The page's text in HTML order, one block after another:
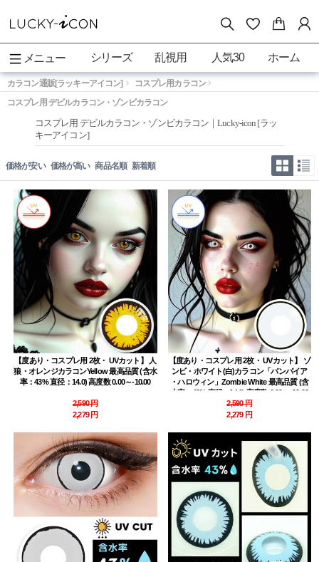
メニュー シリーズ 乱視用 人気30 ホーム
カラコン通販[ラッキーアイコン]
コスプレ用カラコン
コスプレ用 デビルカラコン・ゾンビカラコン
コスプレ用 デビルカラコン・ゾンビカラコン｜Lucky-icon [ラッ
キーアイコン]
価格が安い 価格が高い 商品名順 新着順
【度あり・コスプレ用 2枚・ UVカット】 人
狼・オレンジカラコンYellow 最高品質 (含水
率：43% 直径：14.0) 高度数 0.00～-10.00
2,590 円
2,279 円
【度あり・コスプレ用 2枚・ UVカット】 ゾ
ンビ・ホワイト(白)カラコン「バンパイア
・ハロウィン」Zombie White 最高品質 (含
水率：43% 直径：14.0) 高度数 0.00～-10.00
2,590 円
2,279 円